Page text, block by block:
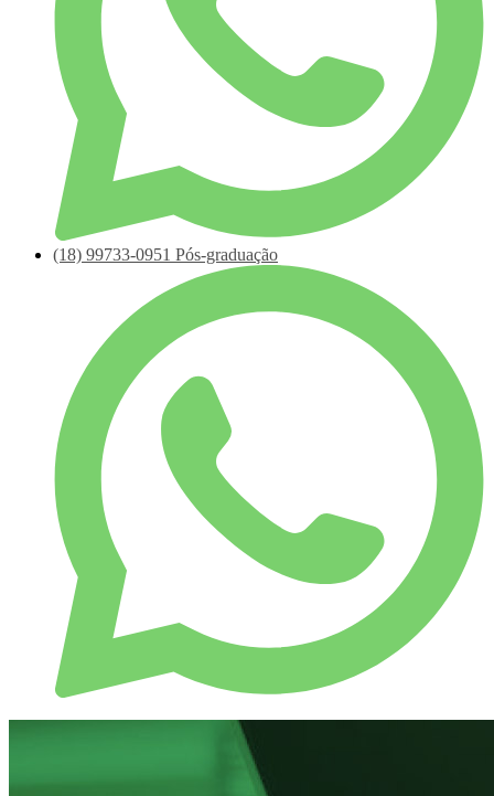
(18) 99733-0951 Pós-graduação